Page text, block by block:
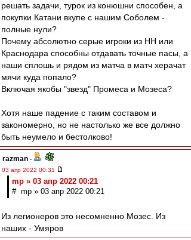
решать задачи, турок из конюшни способен, а
покупки Катани вкупе с нашим Соболем -
полные нули?
Почему абсолютно серые игроки из НН или
Краснодара способны отдавать точные пасы, а
наши сплошь и рядом из матча в матч херачат
мячи куда попало?
Включая якобы "звезд" Промеса и Мозеса?
Хотя наше падение с таким составом и
закономерно, но не настолько же все должно
быть неумело и бестолково!
razman -
03 апр 2022 00:31
mp » 03 апр 2022 00:21
# mp » 03 апр 2022 00:21
Из легионеров это несомненно Мозес. Из
наших - Умяров